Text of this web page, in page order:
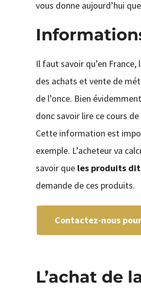
vous donne aujourd’hui
Il faut savoir qu’en
des achats et vente de
de l’once. Bien
donc savoir lire ce cours
Cette information est
exemple. L’acheteur va
savoir que les produits
demande de ces produits.
Contactez-nous
L’achat de